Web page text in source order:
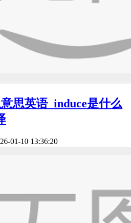
思英语_induce是什么
01-10 13:36:20